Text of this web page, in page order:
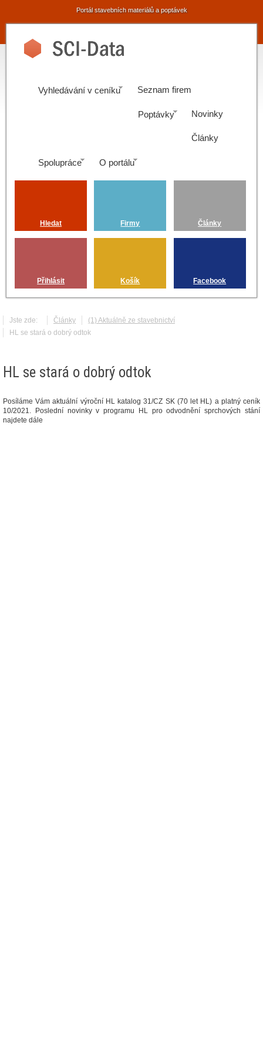
Portál stavebních materiálů a poptávek
Vyhledávání v ceníku Seznam firem
Poptávky Novinky
Články
Spolupráce O portálu
Hledat Firmy Články
Přihlásit Košík Facebook
Jste zde: Články
(1) Aktuálně ze stavebnictví
HL se stará o dobrý odtok
HL se stará o dobrý odtok
Posíláme Vám aktuální výroční HL katalog 31/CZ SK (70 let HL) a platný ceník
10/2021. Poslední novinky v programu HL pro odvodnění sprchových stání
najdete dále